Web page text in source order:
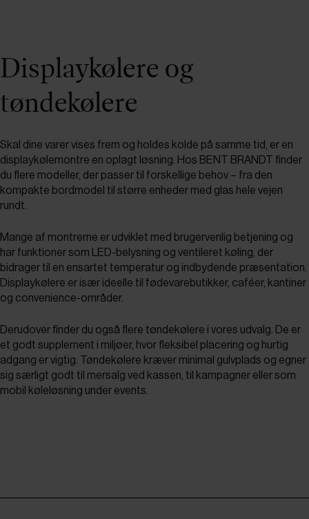
Displaykølere og
tøndekølere
Skal dine varer vises frem og holdes kolde på samme tid, er en
displaykølemontre en oplagt løsning. Hos BENT BRANDT finder
du flere modeller, der passer til forskellige behov – fra den
kompakte bordmodel til større enheder med glas hele vejen
rundt.
Mange af montrerne er udviklet med brugervenlig betjening og
har funktioner som LED-belysning og ventileret køling, der
bidrager til en ensartet temperatur og indbydende præsentation.
Displaykølere er især ideelle til fødevarebutikker, caféer, kantiner
og convenience-områder.
Derudover finder du også flere tøndekølere i vores udvalg. De er
et godt supplement i miljøer, hvor fleksibel placering og hurtig
adgang er vigtig. Tøndekølere kræver minimal gulvplads og egner
sig særligt godt til mersalg ved kassen, til kampagner eller som
mobil køleløsning under events.